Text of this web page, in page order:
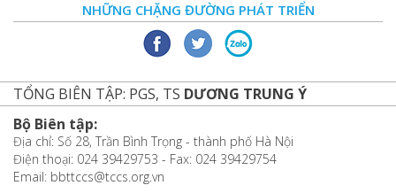
NHỮNG CHẶNG ĐƯỜNG PHÁT TRIỂN
TỔNG BIÊN TẬP: PGS, TS DƯƠNG TRUNG Ý
Bộ Biên tập:
Địa chỉ: Số 28, Trần Bình Trọng - thành phố Hà Nội
Điện thoại: 024 39429753 - Fax: 024 39429754
Email: bbttccs@tccs.org.vn